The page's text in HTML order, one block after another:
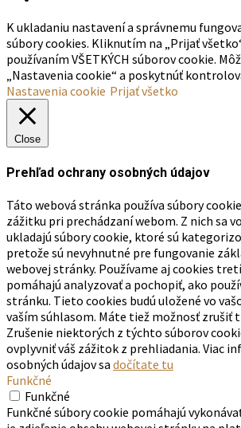
Pšenično-ražný chlieb
Bounty osie hniezda
Hubové korenie
Copyright © 2020 | Mykitchendiary.sk
Webstránku vytvorili - tvorba-webstranky.sk
Prihlásenie
Vytvorenie účtu
Moje obľúbené recepty
Kontakt
K ukladaniu nastavení a správnemu
súbory cookies. Kliknutím na „Prijať
používaním VŠETKÝCH súborov cookie.
„Nastavenia cookie“ a poskytnúť
Nastavenia cookie Prijať všetko
Close
Prehľad ochrany osobných údajov